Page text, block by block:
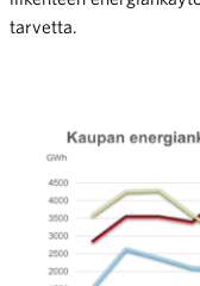
tarvetta.